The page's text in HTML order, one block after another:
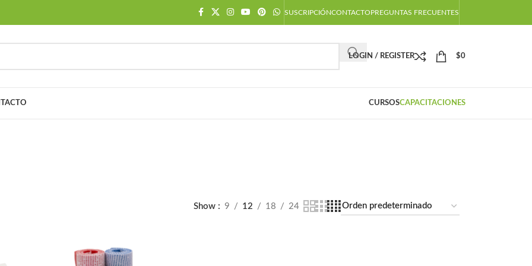
SUSCRIPCIÓNCONTACTOPREGUNTAS FRECUENTES
LOGIN / REGISTER $0
CURSOSCAPACITACIONES
Show 9 12 18 24